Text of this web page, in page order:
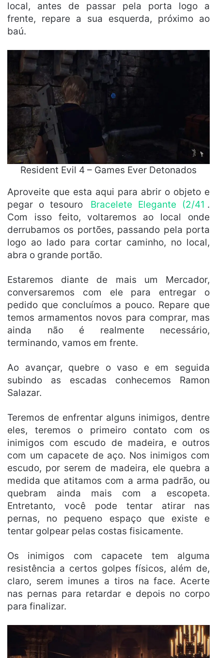
local, antes de passar pela porta logo a
frente, repare a sua esquerda, próximo ao
baú.
Resident Evil 4 – Games Ever Detonados
Aproveite que esta aqui para abrir o objeto e
pegar o tesouro
Bracelete Elegante (2/41 .
Com isso feito, voltaremos ao local onde
derrubamos os portões, passando pela porta
logo ao lado para cortar caminho, no local,
abra o grande portão.
Estaremos diante de mais um Mercador,
conversaremos com ele para entregar o
pedido que concluímos a pouco. Repare que
temos armamentos novos para comprar, mas
ainda não é realmente necessário,
terminando, vamos em frente.
Ao avançar, quebre o vaso e em seguida
subindo as escadas conhecemos Ramon
Salazar.
Teremos de enfrentar alguns inimigos, dentre
eles, teremos o primeiro contato com os
inimigos com escudo de madeira, e outros
com um capacete de aço. Nos inimigos com
escudo, por serem de madeira, ele quebra a
medida que atitamos com a arma padrão, ou
quebram ainda mais com a escopeta.
Entretanto, você pode tentar atirar nas
pernas, no pequeno espaço que existe e
tentar golpear pelas costas fisicamente.
Os inimigos com capacete tem alguma
resistência a certos golpes físicos, além de,
claro, serem imunes a tiros na face. Acerte
nas pernas para retardar e depois no corpo
para finalizar.